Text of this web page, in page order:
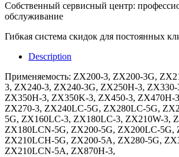
Собственный сервисный центр:
обслуживание
Гибкая система скидок для постоянных
Description
Применяемость: ZX200-3, ZX200-3G,
3, ZX240-3, ZX240-3G, ZX250H-3,
ZX350H-3, ZX350K-3, ZX450-3, ZX470H-
ZX270-3, ZX240LC-5G, ZX280LC-5G,
5G, ZX160LC-3, ZX180LC-3, ZX210W-3,
ZX180LCN-5G, ZX200-5G, ZX200LC-5G,
ZX210LCH-5G, ZX200-5A, ZX280-5G,
ZX210LCN-5A, ZX870H-3,